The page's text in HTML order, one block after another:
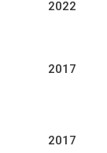
2022
2017
2017